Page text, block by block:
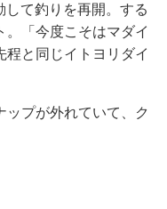
て釣りを再開。する
。「今度こそはマダイ
と同じイトヨリダイ
プが外れていて、ク